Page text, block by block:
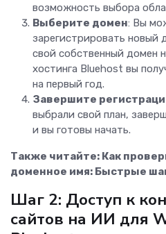
возможность выбора
Выберите домен: Вы
зарегистрировать новый
свой собственный домен
хостинга Bluehost вы
на первый год.
Завершите
выбрали свой план,
и вы готовы начать.
Также читайте: Как
доменное имя: Быстрые
Шаг 2: Доступ к
сайтов на ИИ для